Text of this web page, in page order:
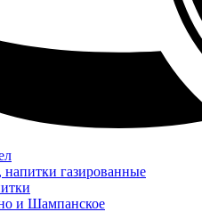
газированные
и Шампанское